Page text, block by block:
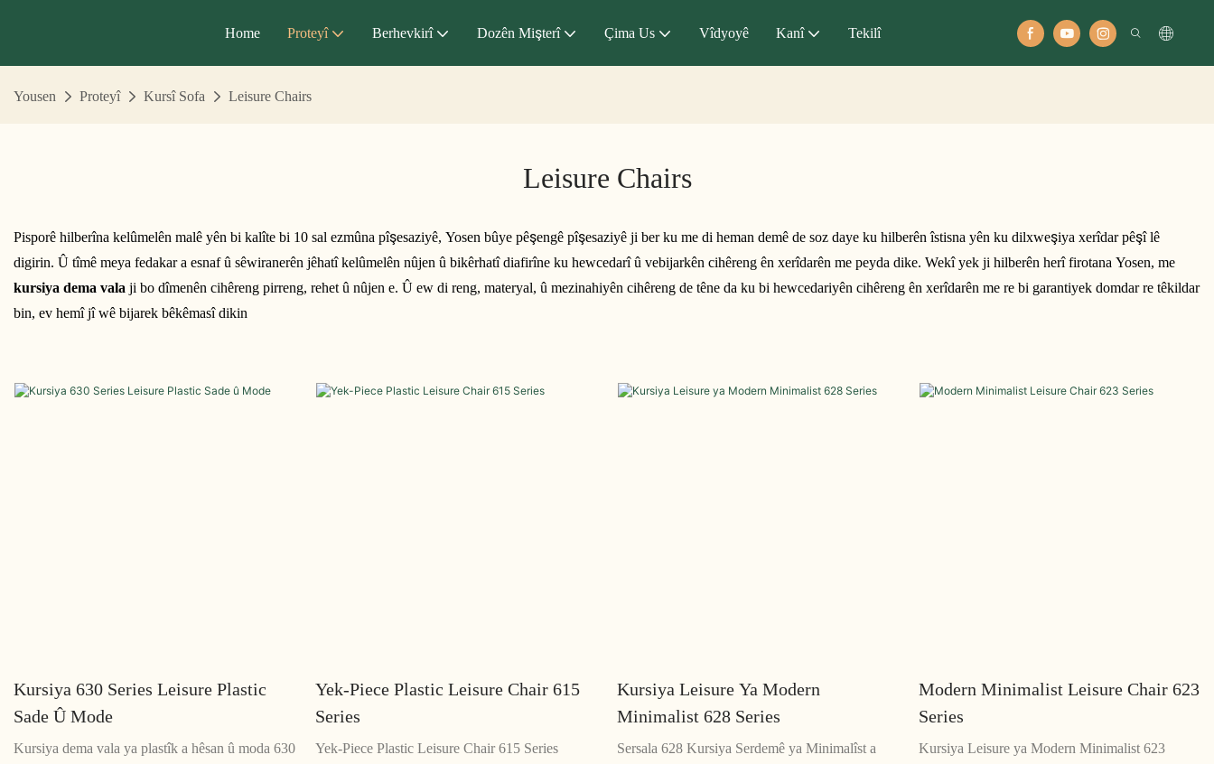
Home Proteyî Berhevkirî Dozên Mişterî Çima Us Vîdyoyê Kanî Tekilî
Yousen Proteyî Kursî Sofa Leisure Chairs
Leisure Chairs
Pisporê hilberîna kelûmelên malê yên bi kalîte bi 10 sal ezmûna pîşesaziyê, Yosen bûye pêşengê pîşesaziyê ji ber ku me di heman demê de soz daye ku hilberên îstisna yên ku dilxweşiya xerîdar pêşî lê
digirin. Û tîmê meya fedakar a esnaf û sêwiranerên jêhatî kelûmelên nûjen û bikêrhatî diafirîne ku hewcedarî û vebijarkên cihêreng ên xerîdarên me peyda dike. Wekî yek ji hilberên herî firotana Yosen, me
kursiya dema vala ji bo dîmenên cihêreng pirreng, rehet û nûjen e. Û ew di reng, materyal, û mezinahiyên cihêreng de têne da ku bi hewcedariyên cihêreng ên xerîdarên me re bi garantiyek domdar re têkildar
bin, ev hemî jî wê bijarek bêkêmasî dikin
Kursiya 630 Series Leisure Plastic
Sade Û Mode
Kursiya dema vala ya plastîk a hêsan û moda 630
Yek-Piece Plastic Leisure Chair 615
Series
Yek-Piece Plastic Leisure Chair 615 Series
Kursiya Leisure Ya Modern
Minimalist 628 Series
Sersala 628 Kursiya Serdemê ya Minimalîst a
Modern Minimalist Leisure Chair 623
Series
Kursiya Leisure ya Modern Minimalist 623